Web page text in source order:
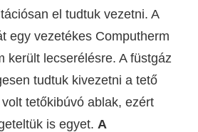
el tudtuk vezetni. A
egy vezetékes Computherm
került lecserélésre. A füstgáz
tudtuk kivezetni a tető
tetőkibúvó ablak, ezért
is egyet. A